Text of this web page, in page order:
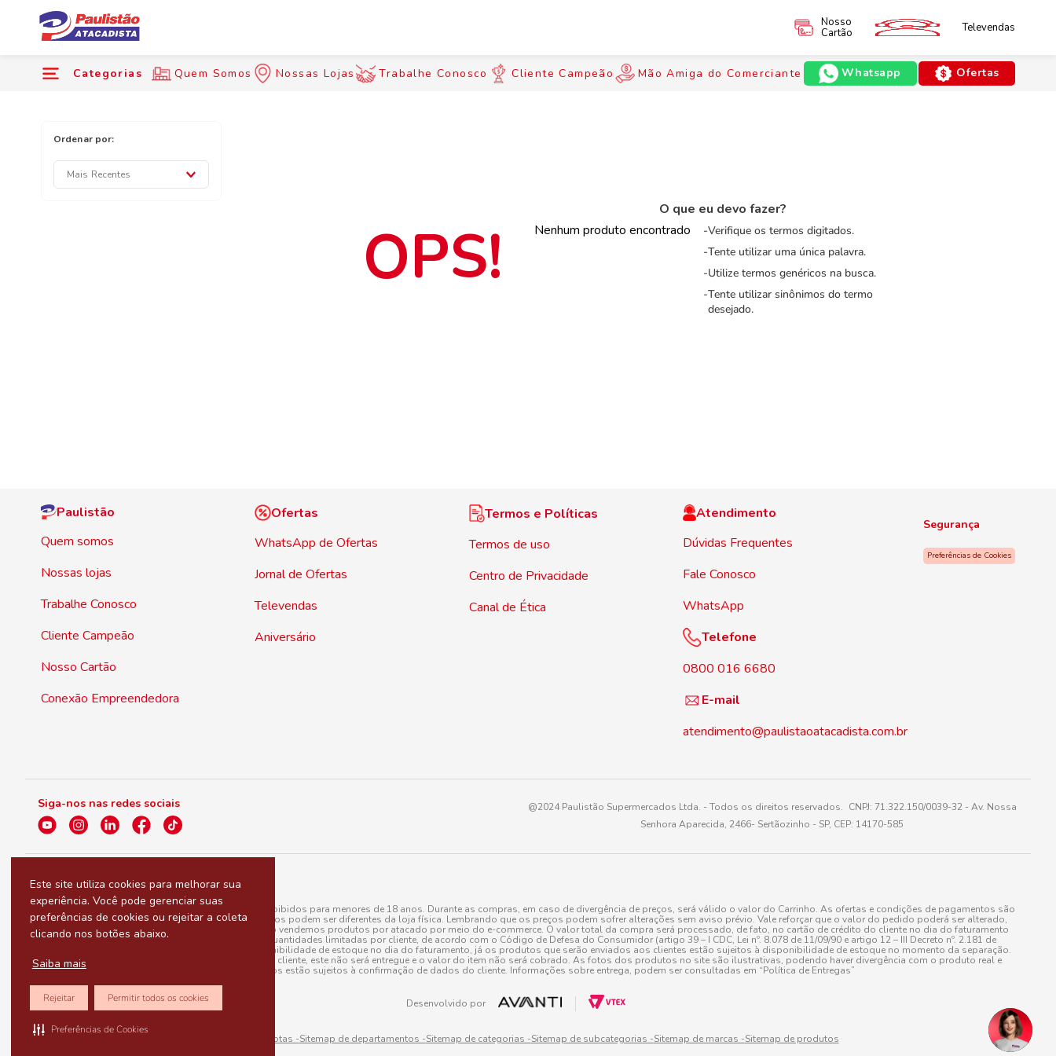
Este site utiliza cookies para melhorar sua
experiência. Você pode gerenciar suas
preferências de cookies ou rejeitar a coleta
clicando nos botões abaixo.
Saiba mais
Rejeitar Permitir todos os cookies
Preferências de Cookies
Nosso
Cartão Televendas
Categorias Quem Somos Nossas Lojas Trabalhe Conosco Cliente Campeão Mão Amiga do Comerciante Whatsapp Ofertas
Mais Recentes
Nenhum produto encontrado
O que eu devo fazer?
Verifique os termos digitados.
Tente utilizar uma única palavra.
Utilize termos genéricos na busca.
Tente utilizar sinônimos do termo
desejado.
Paulistão
Quem somos
Nossas lojas
Trabalhe Conosco
Cliente Campeão
Nosso Cartão
Conexão Empreendedora
Ofertas
WhatsApp de Ofertas
Jornal de Ofertas
Televendas
Aniversário
Termos e Políticas
Termos de uso
Centro de Privacidade
Canal de Ética
Atendimento
Dúvidas Frequentes
Fale Conosco
WhatsApp
Telefone
0800 016 6680
E-mail
atendimento@paulistaoatacadista.com.br
Segurança
Preferências de Cookies
Siga-nos nas redes sociais
@2024 Paulistão Supermercados Ltda. - Todos os direitos reservados. CNPJ: 71.322.150/0039-32 - Av. Nossa
Senhora Aparecida, 2466- Sertãozinho - SP, CEP: 14170-585
A venda e o consumo de bebidas alcoólicas são proibidos para menores de 18 anos. Durante as compras, em caso de divergência de preços, será válido o valor do Carrinho. As ofertas e condições de pagamentos são
válidas para a loja eletrônica, sendo que seus preços podem ser diferentes da loja física. Lembrando que os preços podem sofrer alterações sem aviso prévio. Vale reforçar que o valor do pedido poderá ser alterado,
para menos, por conta de produtos variáveis; e não vendemos produtos por atacado por meio do e-commerce. O valor total da compra será processado, de fato, no cartão de crédito do cliente no dia do faturamento
do pedido. Produtos em promoção possuem quantidades limitadas por cliente, de acordo com o Código de Defesa do Consumidor (artigo 39 – I CDC, Lei nº. 8.078 de 11/09/90 e artigo 12 – III Decreto nº. 2.181 de
20/03/97). A venda está diretamente ligada à disponibilidade de estoque no dia do faturamento, já os produtos que serão enviados aos clientes estão sujeitos à disponibilidade de estoque no momento da separação.
Caso algum produto venha a faltar no pedido do cliente, este não será entregue e o valor do item não será cobrado. As fotos dos produtos no site são ilustrativas, podendo haver divergência com o produto real e
todos os pedidos estão sujeitos à confirmação de dados do cliente. Informações sobre entrega, podem ser consultadas em “Política de Entregas”
Desenvolvido por
Sitemap de rotas -Sitemap de departamentos -Sitemap de categorias -Sitemap de subcategorias -Sitemap de marcas -Sitemap de produtos